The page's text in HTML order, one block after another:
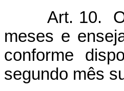
Art. 10. O
meses e
conforme
segundo mês